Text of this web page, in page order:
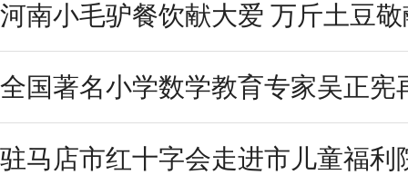
河南小毛驴餐饮献大爱 万斤土豆
全国著名小学数学教育专家吴正宪
驻马店市红十字会走进市儿童福利